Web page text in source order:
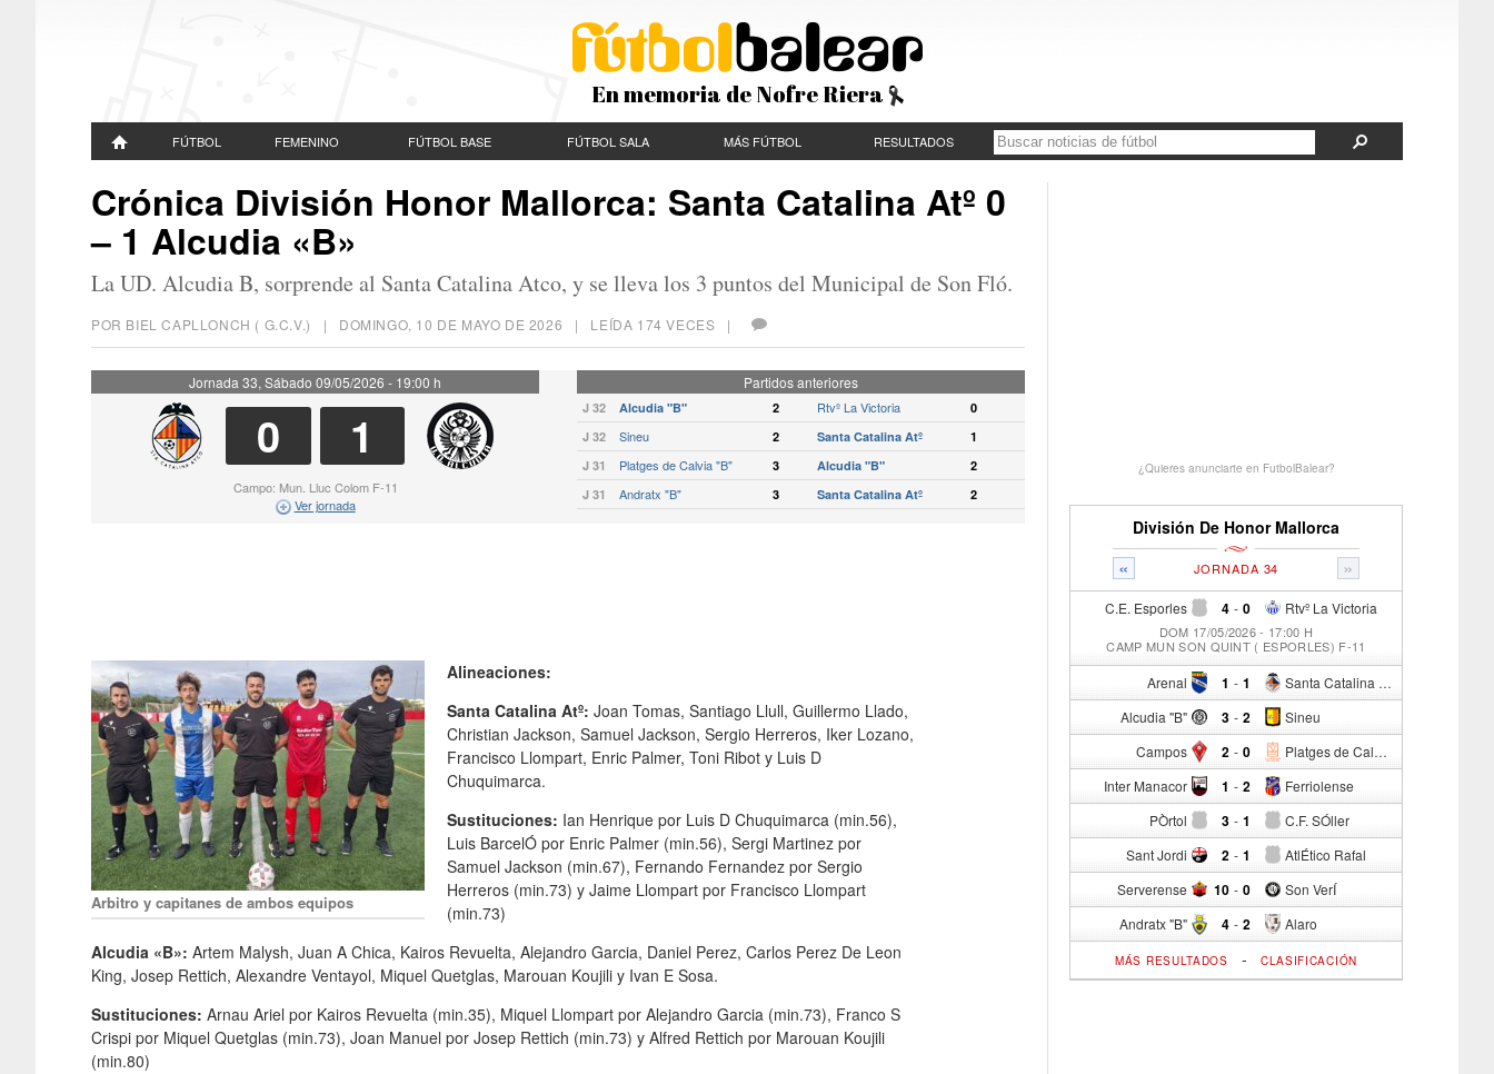
En memoria de Nofre Riera
FÚTBOL FEMENINO FÚTBOL BASE FÚTBOL SALA MÁS FÚTBOL RESULTADOS
Crónica División Honor Mallorca: Santa Catalina Atº 0
– 1 Alcudia «B»
La UD. Alcudia B, sorprende al Santa Catalina Atco, y se lleva los 3 puntos del Municipal de Son Fló.
POR BIEL CAPLLONCH ( G.C.V.) | DOMINGO, 10 DE MAYO DE 2026 | LEÍDA 174 VECES |
Jornada 33, Sábado 09/05/2026 - 19:00 h
0 1
Campo: Mun. Lluc Colom F-11
Ver jornada
Partidos anteriores
J 32 Alcudia "B" 2 Rtvº La Victoria
0
J 32
Sineu 2 Santa Catalina Atº
1
J 31
Platges de Calvia "B" 3 Alcudia "B"
2
J 31
Andratx "B" 3 Santa Catalina Atº 2
Arbitro y capitanes de ambos equipos
Alineaciones:
Santa Catalina Atº: Joan Tomas, Santiago Llull, Guillermo Llado,
Christian Jackson, Samuel Jackson, Sergio Herreros, Iker Lozano,
Francisco Llompart, Enric Palmer, Toni Ribot y Luis D
Chuquimarca.
Sustituciones: Ian Henrique por Luis D Chuquimarca (min.56),
Luis BarcelÓ por Enric Palmer (min.56), Sergi Martinez por
Samuel Jackson (min.67), Fernando Fernandez por Sergio
Herreros (min.73) y Jaime Llompart por Francisco Llompart
(min.73)
Alcudia «B»: Artem Malysh, Juan A Chica, Kairos Revuelta, Alejandro Garcia, Daniel Perez, Carlos Perez De Leon
King, Josep Rettich, Alexandre Ventayol, Miquel Quetglas, Marouan Koujili y Ivan E Sosa.
Sustituciones: Arnau Ariel por Kairos Revuelta (min.35), Miquel Llompart por Alejandro Garcia (min.73), Franco S
Crispi por Miquel Quetglas (min.73), Joan Manuel por Josep Rettich (min.73) y Alfred Rettich por Marouan Koujili
(min.80)
¿Quieres anunciarte en FutbolBalear?
División De Honor Mallorca
« »
JORNADA 34
C.E. Esporles 4 - Rtvº La Victoria
0
DOM 17/05/2026 - 17:00 H
CAMP MUN SON QUINT ( ESPORLES) F-11
Arenal 1 - Santa Catalina Atº
1
Alcudia "B" 3 - Sineu
2
Campos 2 - Platges de Calvia "B"
0
Inter Manacor 1 - Ferriolense
2
PÒrtol 3 - C.F. SÓller
1
Sant Jordi 2 - AtlÉtico Rafal
1
Serverense 10 - Son VerÍ
0
Andratx "B" 4 - Alaro
2
MÁS RESULTADOS - CLASIFICACIÓN